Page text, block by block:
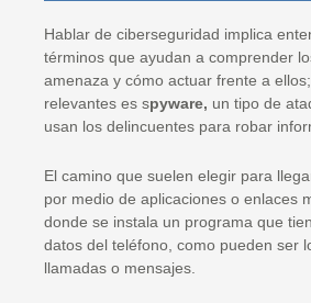
Hablar de ciberseguridad implica
términos que ayudan a comprender
amenaza y cómo actuar frente a
relevantes es spyware, un tipo de
usan los delincuentes para robar
El camino que suelen elegir para
por medio de aplicaciones o enlaces
donde se instala un programa que
datos del teléfono, como pueden ser
llamadas o mensajes.